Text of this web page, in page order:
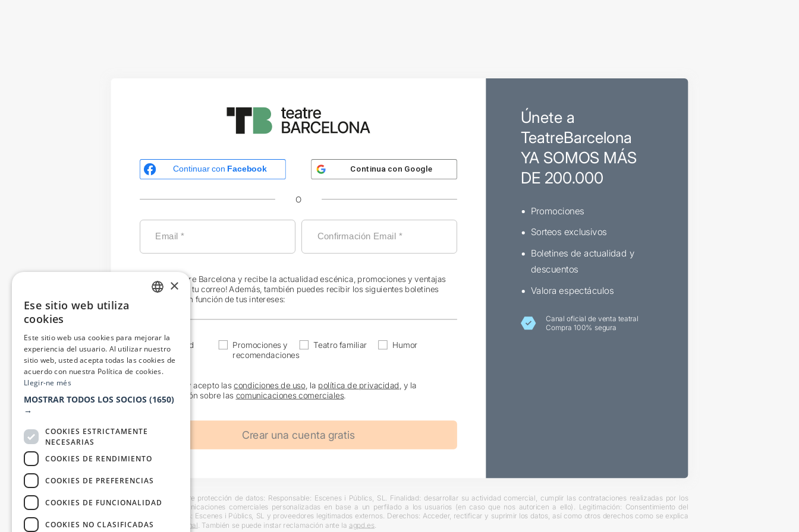
Continuar con Facebook Continua con Google
O
¡Únete a Teatre Barcelona y recibe la actualidad escénica, promociones y ventajas
exclusivas en tu correo! Además, también puedes recibir los siguientes boletines
específicos en función de tus intereses:
Actualidad
Promociones y
recomendaciones
Teatro familiar Humor
He leído y acepto lascondiciones de uso, la política de privacidad , y la
información sobre las comunicaciones comerciales.
Únete a
TeatreBarcelona
YA SOMOS MÁS
DE 200.000
Promociones
Sorteos exclusivos
Boletines de actualidad y
descuentos
Valora espectáculos
Canal oficial de venta teatral
Compra 100% segura
Información básica sobre protección de datos: Responsable: Escenes i Públics, SL. Finalidad: desarrollar su actividad comercial, cumplir las contrataciones realizadas por los
usuarios y remitir comunicaciones comerciales personalizadas en base a un perfilado a los usuarios (en caso que nos autoricen a ello). Legitimación: Consentimiento del
interesado. Destinatarios: Escenes i Públics, SL y proveedores legitimados externos. Derechos: Acceder, rectificar y suprimir los datos, así como otros derechos como se explica
en lainformación adicional . También se puede instar reclamación ante la agpd.es
×
Ese sitio web utiliza
cookies
Este sitio web usa cookies para mejorar la
experiencia del usuario. Al utilizar nuestro
sitio web, usted acepta todas las cookies de
acuerdo con nuestra Política de cookies.
Llegir-ne més
MOSTRAR TODOS LOS SOCIOS (1650)
→
COOKIES ESTRICTAMENTE
NECESARIAS
COOKIES DE RENDIMIENTO
COOKIES DE PREFERENCIAS
COOKIES DE FUNCIONALIDAD
COOKIES NO CLASIFICADAS